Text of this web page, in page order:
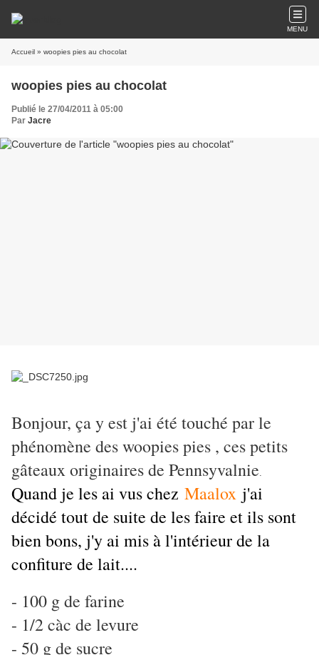
MENU
Accueil » woopies pies au chocolat
woopies pies au chocolat
Publié le 27/04/2011 à 05:00
Par Jacre
Bonjour, ça y est j'ai été touché par le
phénomène des woopies pies , ces petits
gâteaux originaires de Pennsyvalnie.
Quand je les ai vus chez Maalox j'ai
décidé tout de suite de les faire et ils sont
bien bons, j'y ai mis à l'intérieur de la
confiture de lait....
- 100 g de farine
- 1/2 càc de levure
- 50 g de sucre